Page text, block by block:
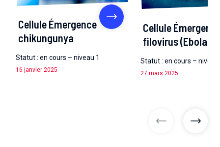
Cellule Émergence
chikungunya
Statut : en cours – niveau 1
16 janvier 2025
Cellule
filovirus (Ebola)
Statut : en cours – niveau
27 mars 2025